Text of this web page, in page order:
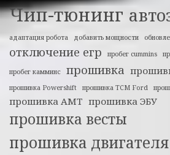
Чип-тюнинг
адаптация робота добавить мощности
отключение егр пробег cummins
пробег камминс прошивка
прошивка Powershift прошивка TCM Ford
прошивка АМТ прошивка ЭБУ
прошивка весты
прошивка двигателя